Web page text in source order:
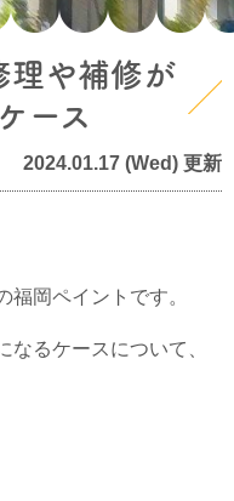
理や補修が
ース
2024.01.17 (Wed) 更新
岡ペイントです。
るケースについて、